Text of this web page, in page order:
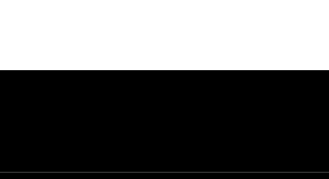
ット、オレンジの皮、フレッシュで、滑るよ
チャー。粘性は中程度で、チャーミング。さ
産されておらず、多くのワイン愛好家がこの
わう機会も当然少ない（ちなみに、ファルグ
ディケム・ジュニア」と呼ばれることもあ
…と言っても過言ではないでしょう。 面積90
年の木が植えられ、東側はかの「シャトー・
しています。 厳しい選別によって造ら